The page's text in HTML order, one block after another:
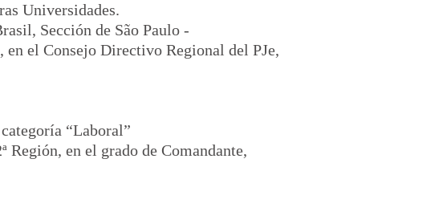
Universidades.
Sección de São Paulo -
en el Consejo Directivo Regional del PJe,
“Laboral”
en el grado de Comandante,